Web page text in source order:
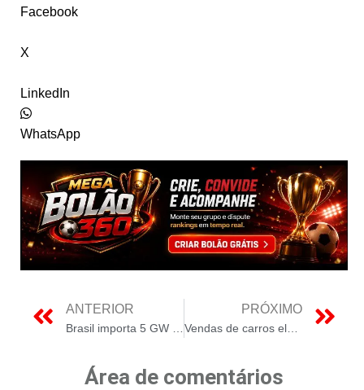
Facebook
X
LinkedIn
WhatsApp
ANTERIOR
Brasil importa 5 GW em painéis solares da China no primeiro trimestre de 2023
PRÓXIMO
Vendas de carros elétricos no Brasil crescem 53,5% em abril
Área de comentários